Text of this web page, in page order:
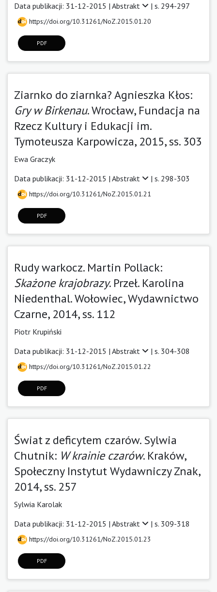
Data publikacji: 31-12-2015 | Abstrakt | s. 294-297
https://doi.org/10.31261/NoZ.2015.01.20
PDF
Ziarnko do ziarnka? Agnieszka Kłos:
Gry w Birkenau. Wrocław, Fundacja na
Rzecz Kultury i Edukacji im.
Tymoteusza Karpowicza, 2015, ss. 303
Ewa Graczyk
Data publikacji: 31-12-2015 | Abstrakt | s. 298-303
https://doi.org/10.31261/NoZ.2015.01.21
PDF
Rudy warkocz. Martin Pollack:
Skażone krajobrazy. Przeł. Karolina
Niedenthal. Wołowiec, Wydawnictwo
Czarne, 2014, ss. 112
Piotr Krupiński
Data publikacji: 31-12-2015 | Abstrakt | s. 304-308
https://doi.org/10.31261/NoZ.2015.01.22
PDF
Świat z deficytem czarów. Sylwia
Chutnik: W krainie czarów. Kraków,
Społeczny Instytut Wydawniczy Znak,
2014, ss. 257
Sylwia Karolak
Data publikacji: 31-12-2015 | Abstrakt | s. 309-318
https://doi.org/10.31261/NoZ.2015.01.23
PDF